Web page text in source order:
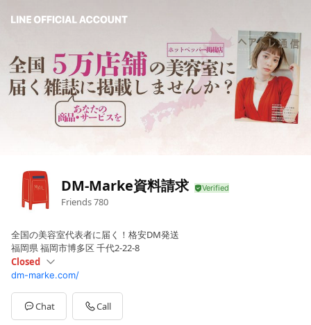
DM-Marke資料請求
Friends780
全国の美容室代表者に届く！格安DM発送
福岡県 福岡市博多区 千代2-22-8
Closed
SunClosed
Mon10:00 - 17:00
Tue10:00 - 17:00
Wed10:00 - 17:00
dm-marke.com/
Chat Call